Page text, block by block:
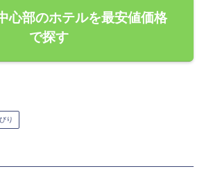
心部のホテルを最安値価格
で探す
り